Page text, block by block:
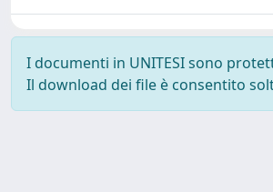
I documenti in UNITESI sono
Il download dei file è consentito